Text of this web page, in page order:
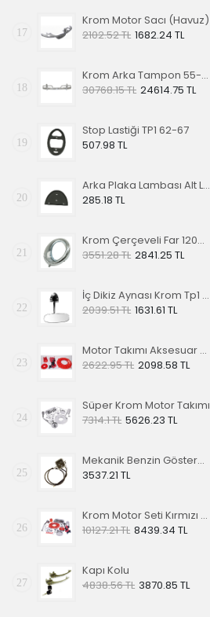
17
Krom Motor Sacı (Havuz)
2102.52 TL 1682.24 TL
18
Krom Arka Tampon 55-67 Model,Borulu Tip
30768.15 TL 24614.75 TL
19
Stop Lastiği TP1 62-67
507.98 TL
20
Arka Plaka Lambası Alt Lastiği 1200
285.18 TL
21
Krom Çerçeveli Far 1200 60-67
3551.28 TL 2841.25 TL
22
İç Dikiz Aynası Krom Tp1 58-64
2039.51 TL 1631.61 TL
23
Motor Takımı Aksesuar Kiti Kırmızı
2622.95 TL 2098.58 TL
24
Süper Krom Motor Takımı
7314.1 TL 5626.23 TL
25
Mekanik Benzin Göstergesi 1962-1967 Model OE 113919029
3537.21 TL
26
Krom Motor Seti Kırmızı Süper Delüks
10127.21 TL 8439.34 TL
27
Kapı Kolu
4838.56 TL 3870.85 TL